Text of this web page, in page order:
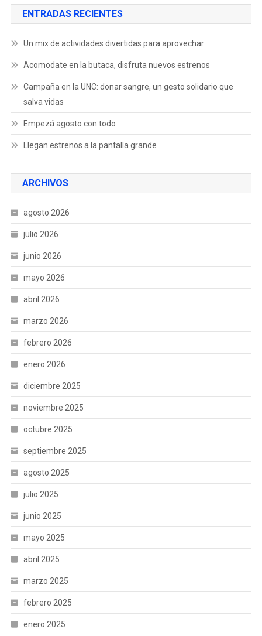
ENTRADAS RECIENTES
Un mix de actividades divertidas para aprovechar
Acomodate en la butaca, disfruta nuevos estrenos
Campaña en la UNC: donar sangre, un gesto solidario que
salva vidas
Empezá agosto con todo
Llegan estrenos a la pantalla grande
ARCHIVOS
agosto 2026
julio 2026
junio 2026
mayo 2026
abril 2026
marzo 2026
febrero 2026
enero 2026
diciembre 2025
noviembre 2025
octubre 2025
septiembre 2025
agosto 2025
julio 2025
junio 2025
mayo 2025
abril 2025
marzo 2025
febrero 2025
enero 2025